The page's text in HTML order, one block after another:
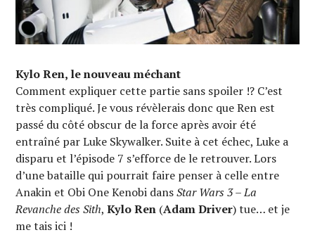
Kylo Ren, le nouveau méchant
Comment expliquer cette partie sans spoiler !? C’est
très compliqué. Je vous révèlerais donc que Ren est
passé du côté obscur de la force après avoir été
entraîné par Luke Skywalker. Suite à cet échec, Luke a
disparu et l’épisode 7 s’efforce de le retrouver. Lors
d’une bataille qui pourrait faire penser à celle entre
Anakin et Obi One Kenobi dansStar Wars 3 – La
Revanche des Sith,Kylo Ren (Adam Driver) tue… et je
me tais ici !